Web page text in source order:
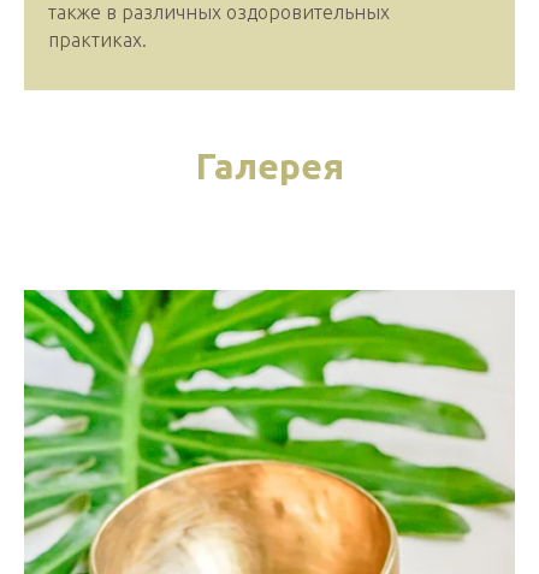
также в различных оздоровительных
практиках.
Галерея